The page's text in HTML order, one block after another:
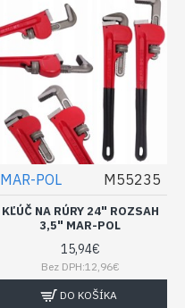
MAR-POL M55235
KĽÚČ NA RÚRY 24" ROZSAH
3,5" MAR-POL
15,94€
Bez DPH:12,96€
DO KOŠÍKA